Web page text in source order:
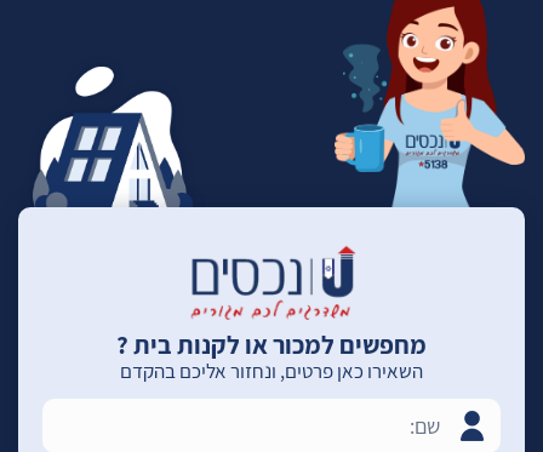
מחפשים למכור או לקנות בית ?
השאירו כאן פרטים, ונחזור אליכם בהקדם